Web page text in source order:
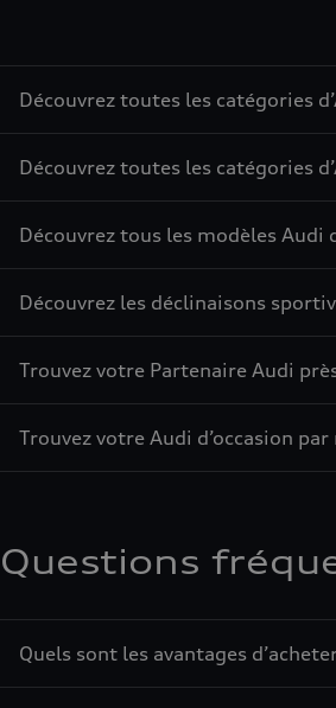
Découvrez toutes les catégories
Découvrez toutes les catégories
Découvrez tous les modèles Audi
Découvrez les déclinaisons
Trouvez votre Partenaire Audi près
Trouvez votre Audi d’occasion par
Questions
Quels sont les avantages